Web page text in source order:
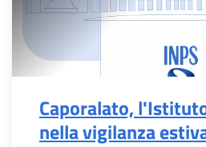
Caporalato,
nella vigilanza